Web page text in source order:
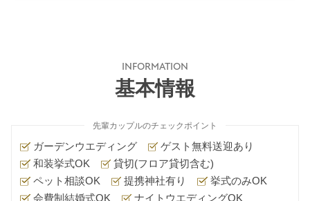
INFORMATION
基本情報
先輩カップルのチェックポイント
ガーデンウエディング
ゲスト無料送迎あり
和装挙式OK
貸切(フロア貸切含む)
ペット相談OK
提携神社有り
挙式のみOK
会費制結婚式OK
ナイトウエディングOK